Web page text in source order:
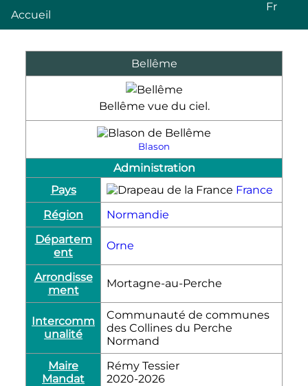
Accueil
Fr
Bellême
Bellême vue du ciel.
Blason
Administration
Pays
France
Région
Normandie
Départem
ent
Orne
Arrondisse
ment
Mortagne-au-Perche
Intercomm
unalité
Communauté de communes
des Collines du Perche
Normand
Maire
Mandat
Rémy Tessier
2020-2026